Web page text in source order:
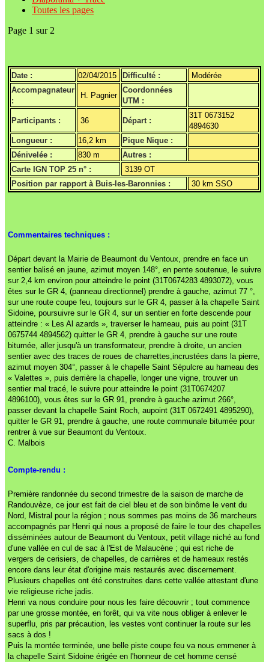
Toutes les pages
Page 1 sur 2
Date : 02/04/2015 Difficulté :
Modérée
Accompagnateur
:
H. Pagnier
Coordonnées
UTM :
Participants : 36 Départ :
31T 0673152
4894630
Longueur :
16,2 km
Pique Nique :
Dénivelée :
830 m
Autres :
Carte IGN TOP 25 n° :
3139 OT
Position par rapport à Buis-les-Baronnies :
30 km SSO
Commentaires techniques :
Départ devant la Mairie de Beaumont du Ventoux, prendre en face un
sentier balisé en jaune, azimut moyen 148°, en pente soutenue, le suivre
sur 2,4 km environ pour atteindre le point (31T0674283 4893072), vous
êtes sur le GR 4, (panneau directionnel) prendre à gauche, azimut 77 °,
sur une route coupe feu, toujours sur le GR 4, passer à la chapelle Saint
Sidoine, poursuivre sur le GR 4, sur un sentier en forte descende pour
atteindre : « Les Al azards », traverser le hameau, puis au point (31T
0675744 4894562) quitter le GR 4, prendre à gauche sur une route
bitumée, aller jusqu'à un transformateur, prendre à droite, un ancien
sentier avec des traces de roues de charrettes,incrustées dans la pierre,
azimut moyen 304°, passer à le chapelle Saint Sépulcre au hameau des
« Valettes », puis derrière la chapelle, longer une vigne, trouver un
sentier mal tracé, le suivre pour atteindre le point (31T0674207
4896100), vous êtes sur le GR 91, prendre à gauche azimut 266°,
passer devant la chapelle Saint Roch, aupoint (31T 0672491 4895290),
quitter le GR 91, prendre à gauche, une route communale bitumée pour
rentrer à vue sur Beaumont du Ventoux.
C. Malbois
Compte-rendu :
Première randonnée du second trimestre de la saison de marche de
Randouvèze, ce jour est fait de ciel bleu et de son binôme le vent du
Nord, Mistral pour la région ; nous sommes pas moins de 36 marcheurs
accompagnés par Henri qui nous a proposé de faire le tour des chapelles
disséminées autour de Beaumont du Ventoux, petit village niché au fond
d'une vallée en cul de sac à l'Est de Malaucène ; qui est riche de
vergers de cerisiers, de chapelles, de carrières et de hameaux restés
encore dans leur état d'origine mais restaurés avec discernement.
Plusieurs chapelles ont été construites dans cette vallée attestant d'une
vie religieuse riche jadis.
Henri va nous conduire pour nous les faire découvrir ; tout commence
par une grosse montée, en forêt, qui va vite nous obliger à enlever le
superflu, pris par précaution, les vestes vont continuer la route sur les
sacs à dos !
Puis la montée terminée, une belle piste coupe feu va nous emmener à
la chapelle Saint Sidoine érigée en l'honneur de cet homme censé